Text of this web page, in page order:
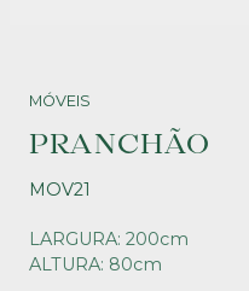
MÓVEIS
PRANCHÃO
MOV21
LARGURA: 200cm
ALTURA: 80cm